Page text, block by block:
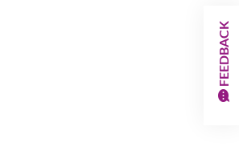
FEEDBACK